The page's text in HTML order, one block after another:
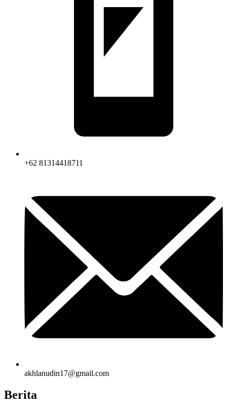
+62 81314418711
akhlanudin17@gmail.com
Berita